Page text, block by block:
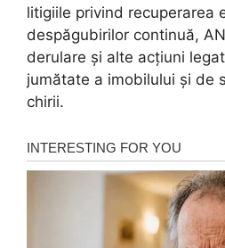
litigiile privind recuperarea
despăgubirilor continuă,
derulare și alte acțiuni
jumătate a imobilului și de
chirii.